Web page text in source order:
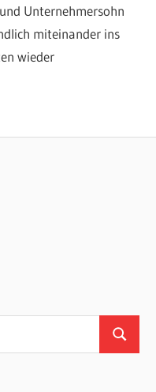
Unternehmersohn
miteinander ins
wieder
Suchen